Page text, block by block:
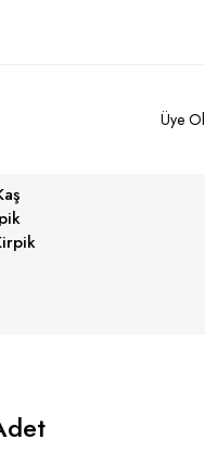
Üye Ol